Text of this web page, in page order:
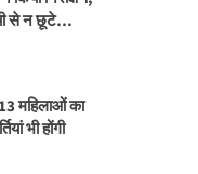
से न छूटे…
महिलाओं का
भी होंगी